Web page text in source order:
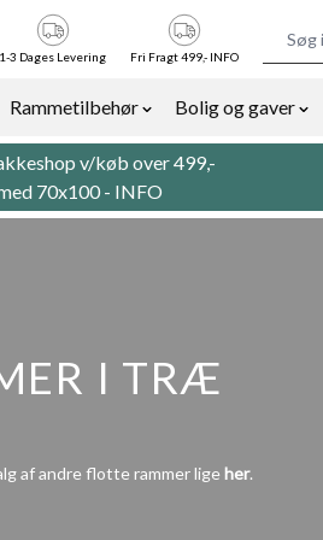
Rammetilbehør
Bolig og gaver
1-3 Dages Levering Fri Fragt 499,- INFO
v/køb over 499,-
70x100 - INFO
I TRÆ
af andre flotte rammer lige her.